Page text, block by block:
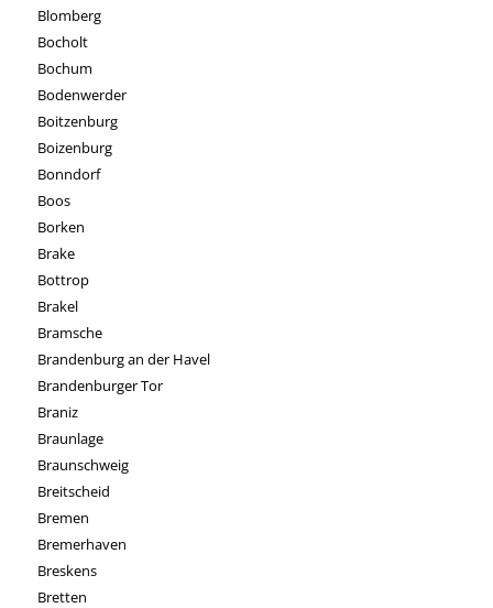
Blomberg
Bocholt
Bochum
Bodenwerder
Boitzenburg
Boizenburg
Bonndorf
Boos
Borken
Brake
Bottrop
Brakel
Bramsche
Brandenburg an der Havel
Brandenburger Tor
Braniz
Braunlage
Braunschweig
Breitscheid
Bremen
Bremerhaven
Breskens
Bretten